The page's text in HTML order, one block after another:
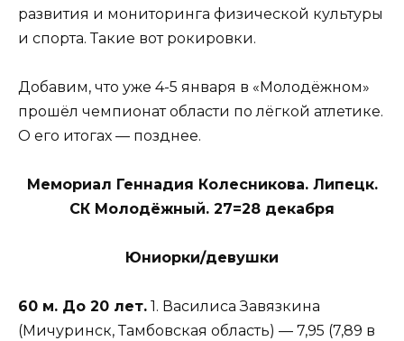
развития и мониторинга физической культуры
и спорта. Такие вот рокировки.
Добавим, что уже 4-5 января в «Молодёжном»
прошёл чемпионат области по лёгкой атлетике.
О его итогах — позднее.
Мемориал Геннадия Колесникова. Липецк.
СК Молодёжный. 27=28 декабря
Юниорки/девушки
60 м. До 20 лет. 1. Василиса Завязкина
(Мичуринск, Тамбовская область) — 7,95 (7,89 в